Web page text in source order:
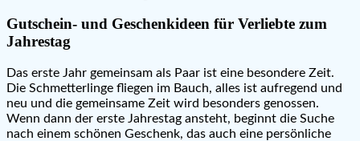
Gutschein- und Geschenkideen für Verliebte zum
Jahrestag
Das erste Jahr gemeinsam als Paar ist eine besondere Zeit.
Die Schmetterlinge fliegen im Bauch, alles ist aufregend und
neu und die gemeinsame Zeit wird besonders genossen.
Wenn dann der erste Jahrestag ansteht, beginnt die Suche
nach einem schönen Geschenk, das auch eine persönliche